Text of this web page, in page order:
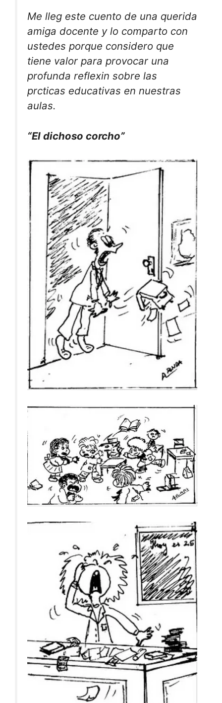
Me lleg este cuento de una querida
amiga docente y lo comparto con
ustedes porque considero que
tiene valor para provocar una
profunda reflexin sobre las
prcticas educativas en nuestras
aulas.
“El dichoso corcho”